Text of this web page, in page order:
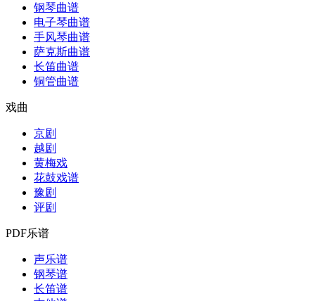
钢琴曲谱
电子琴曲谱
手风琴曲谱
萨克斯曲谱
长笛曲谱
铜管曲谱
戏曲
京剧
越剧
黄梅戏
花鼓戏谱
豫剧
评剧
PDF乐谱
声乐谱
钢琴谱
长笛谱